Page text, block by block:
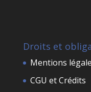
Droits et
Mentions
CGU et Crédits